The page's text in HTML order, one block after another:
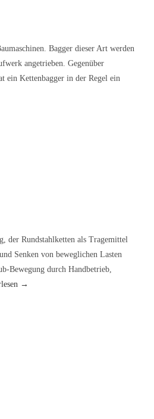
Bagger dieser Art werden
angetrieben. Gegenüber
ein Kettenbagger in der Regel ein
der Rundstahlketten als Tragemittel
Senken von beweglichen Lasten
Bewegung durch Handbetrieb,
→